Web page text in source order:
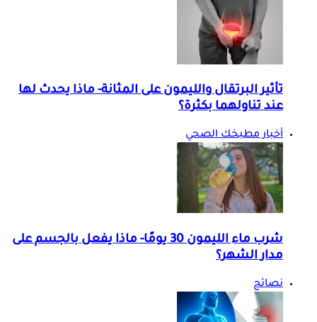
تأثير البرتقال والليمون على المثانة- ماذا يحدث لها
عند تناولهما بكثرة؟
أخبار مطبخك الصحي
شرب ماء الليمون 30 يومًا- ماذا يفعل بالجسم على
مدار الشهر؟
نصائح